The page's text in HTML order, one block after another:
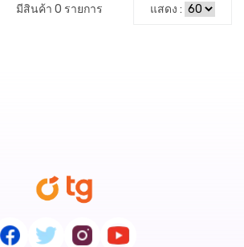
มีสินค้า 0 รายการ แสดง :